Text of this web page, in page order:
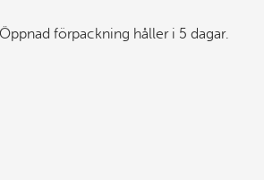
förpackning håller i 5 dagar.